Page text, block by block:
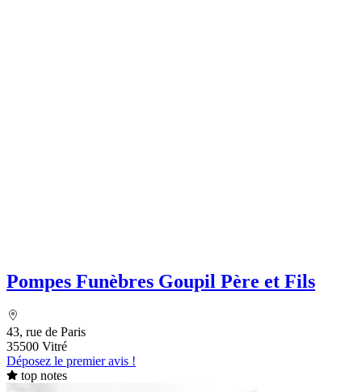
Pompes Funèbres Goupil Père et Fils
43, rue de Paris
35500 Vitré
Déposez le premier avis !
top notes